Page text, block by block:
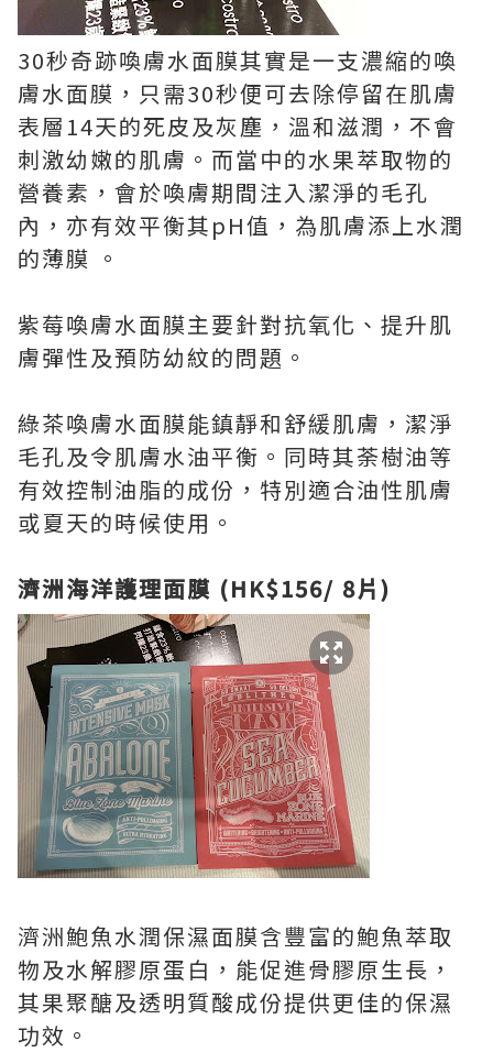
30秒奇跡喚膚水面膜其實是一支濃縮的喚
膚水面膜，只需30秒便可去除停留在肌膚
表層14天的死皮及灰塵，溫和滋潤，不會
刺激幼嫩的肌膚。而當中的水果萃取物的
營養素，會於喚膚期間注入潔淨的毛孔
內，亦有效平衡其pH值，為肌膚添上水潤
的薄膜 。
紫莓喚膚水面膜主要針對抗氧化、提升肌
膚彈性及預防幼紋的問題。
綠茶喚膚水面膜能鎮靜和舒緩肌膚，潔淨
毛孔及令肌膚水油平衡。同時其荼樹油等
有效控制油脂的成份，特別適合油性肌膚
或夏天的時候使用。
濟洲海洋護理面膜 (HK$156/ 8片)
濟洲鮑魚水潤保濕面膜含豐富的鮑魚萃取
物及水解膠原蛋白，能促進骨膠原生長，
其果聚醣及透明質酸成份提供更佳的保濕
功效。